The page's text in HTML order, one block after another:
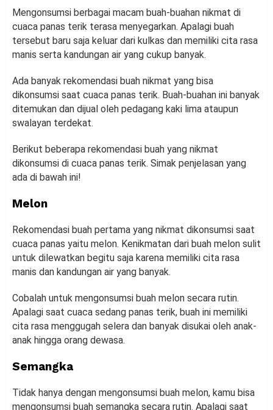
Mengonsumsi berbagai macam buah-buahan nikmat di
cuaca panas terik terasa menyegarkan. Apalagi buah
tersebut baru saja keluar dari kulkas dan memiliki cita rasa
manis serta kandungan air yang cukup banyak.
Ada banyak rekomendasi buah nikmat yang bisa
dikonsumsi saat cuaca panas terik. Buah-buahan ini banyak
ditemukan dan dijual oleh pedagang kaki lima ataupun
swalayan terdekat.
Berikut beberapa rekomendasi buah yang nikmat
dikonsumsi di cuaca panas terik. Simak penjelasan yang
ada di bawah ini!
Melon
Rekomendasi buah pertama yang nikmat dikonsumsi saat
cuaca panas yaitu melon. Kenikmatan dari buah melon sulit
untuk dilewatkan begitu saja karena memiliki cita rasa
manis dan kandungan air yang banyak.
Cobalah untuk mengonsumsi buah melon secara rutin.
Apalagi saat cuaca sedang panas terik, buah ini memiliki
cita rasa menggugah selera dan banyak disukai oleh anak-
anak hingga orang dewasa.
Semangka
Tidak hanya dengan mengonsumsi buah melon, kamu bisa
mengonsumsi buah semangka secara rutin. Apalagi saat